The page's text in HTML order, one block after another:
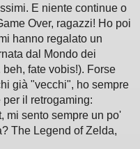
E niente continue o
Over, ragazzi! Ho poi
hanno regalato un
dal Mondo dei
fate vobis!). Forse
già "vecchi", ho sempre
il retrogaming:
mi sento sempre un po'
The Legend of Zelda,